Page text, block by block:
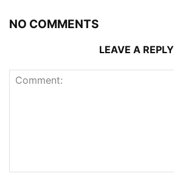
NO COMMENTS
LEAVE A REPLY